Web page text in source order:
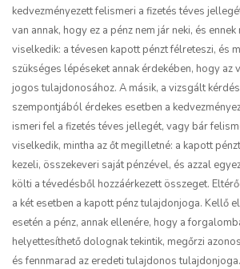
kedvezményezett felismeri a fizetés téves
van annak, hogy ez a pénz nem jár neki, és
viselkedik: a tévesen kapott pénzt félreteszi, és
szükséges lépéseket annak érdekében, hogy az
jogos tulajdonosához. A másik, a vizsgált kérdés
szempontjából érdekes esetben a
ismeri fel a fizetés téves jellegét, vagy bár
viselkedik, mintha az őt megilletné: a kapott
kezeli, összekeveri saját pénzével, és azzal
költi a tévedésből hozzáérkezett összeget.
a két esetben a kapott pénz tulajdonjoga. Kellő
esetén a pénz, annak ellenére, hogy a
helyettesíthető dolognak tekintik, megőrzi
és fennmarad az eredeti tulajdonos